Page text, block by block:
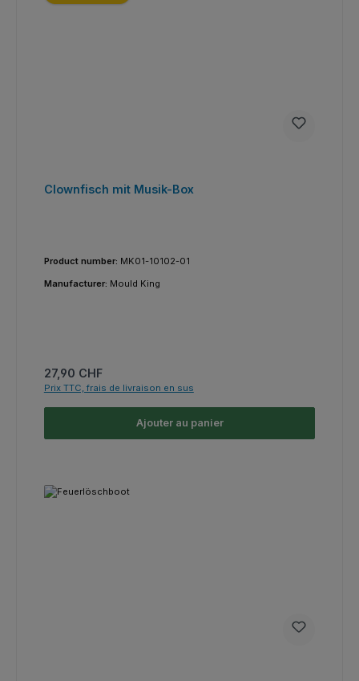
Clownfisch mit Musik-Box
Product number: MK01-10102-01
Manufacturer: Mould King
Prix régulier :
27,90 CHF
Prix TTC, frais de livraison en sus
Ajouter au panier